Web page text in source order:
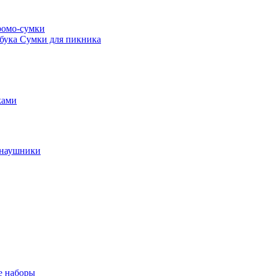
сумки
Сумки для пикника
наборы